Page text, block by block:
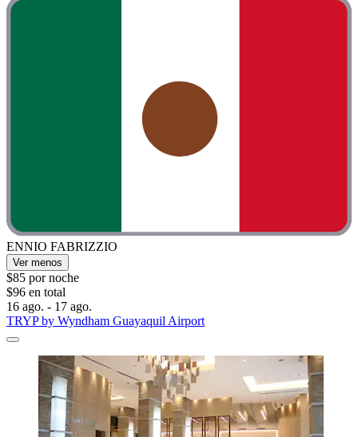
ENNIO FABRIZZIO
Ver menos
$85 por noche
$96 en total
16 ago. - 17 ago.
TRYP by Wyndham Guayaquil Airport